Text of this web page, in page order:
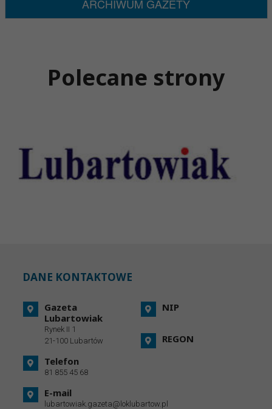
ARCHIWUM GAZETY
Polecane strony
DANE KONTAKTOWE
Gazeta
Lubartowiak
Rynek II 1
21-100 Lubartów
Telefon
81 855 45 68
E-mail
lubartowiak.gazeta@loklubartow.pl
NIP
REGON